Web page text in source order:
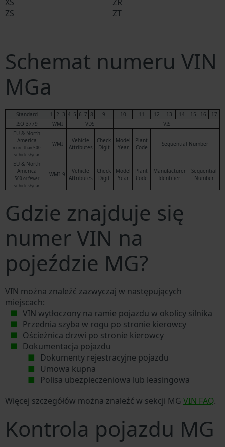
ZS
ZT
Schemat numeru VIN
MGa
Standard 1 2 3 4 5 6 7 8 9 10 11 12 13 14 15 16
17
ISO 3779
WMI VDS
VIS
EU & North
America
more than 500
vehicles/year
WMI
Vehicle
Attributes
Check
Digit
Model
Year
Plant
Code
Sequential Number
EU & North
America
500 or fewer
vehicles/year
WMI 9
Vehicle
Attributes
Check
Digit
Model
Year
Plant
Code
Manufacturer
Identifier
Sequential
Number
Gdzie znajduje się
numer VIN na
pojeździe MG?
VIN można znaleźć zazwyczaj w następujących
miejscach:
VIN wytłoczony na ramie pojazdu w okolicy silnika
Przednia szyba w rogu po stronie kierowcy
Ościeżnica drzwi po stronie kierowcy
Dokumentacja pojazdu
Dokumenty rejestracyjne pojazdu
Umowa kupna
Polisa ubezpieczeniowa lub leasingowa
Więcej szczegółów można znaleźć w sekcji MG VIN FAQ.
Kontrola pojazdu MG